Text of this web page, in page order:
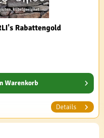
Rabattengold
Warenkorb
Details